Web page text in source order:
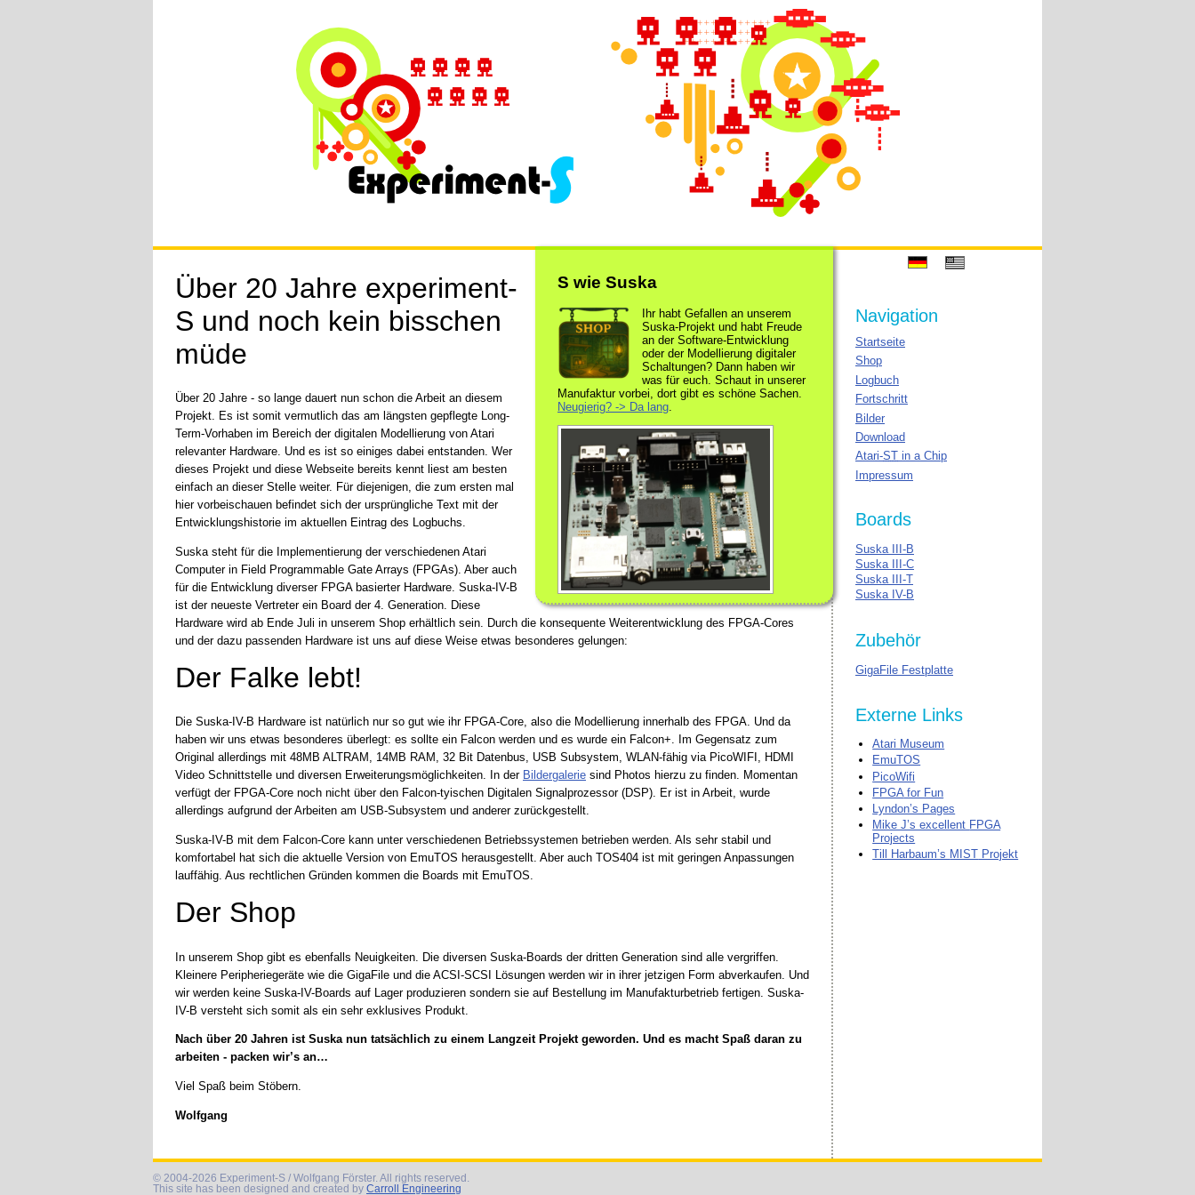
S wie Suska
Ihr habt Gefallen an unserem
Suska-Projekt und habt Freude
an der Software-Entwicklung
oder der Modellierung digitaler
Schaltungen? Dann haben wir
was für euch. Schaut in unserer
Manufaktur vorbei, dort gibt es schöne Sachen.
Neugierig? -> Da lang
Über 20 Jahre experiment-
S und noch kein bisschen
müde
Über 20 Jahre - so lange dauert nun schon die Arbeit an diesem
Projekt. Es ist somit vermutlich das am längsten gepflegte Long-
Term-Vorhaben im Bereich der digitalen Modellierung von Atari
relevanter Hardware. Und es ist so einiges dabei entstanden. Wer
dieses Projekt und diese Webseite bereits kennt liest am besten
einfach an dieser Stelle weiter. Für diejenigen, die zum ersten mal
hier vorbeischauen befindet sich der ursprüngliche Text mit der
Entwicklungshistorie im aktuellen Eintrag des Logbuchs.
Suska steht für die Implementierung der verschiedenen Atari
Computer in Field Programmable Gate Arrays (FPGAs). Aber auch
für die Entwicklung diverser FPGA basierter Hardware. Suska-IV-B
ist der neueste Vertreter ein Board der 4. Generation. Diese
Hardware wird ab Ende Juli in unserem Shop erhältlich sein. Durch die konsequente Weiterentwicklung des FPGA-Cores
und der dazu passenden Hardware ist uns auf diese Weise etwas besonderes gelungen:
Der Falke lebt!
Die Suska-IV-B Hardware ist natürlich nur so gut wie ihr FPGA-Core, also die Modellierung innerhalb des FPGA. Und da
haben wir uns etwas besonderes überlegt: es sollte ein Falcon werden und es wurde ein Falcon+. Im Gegensatz zum
Original allerdings mit 48MB ALTRAM, 14MB RAM, 32 Bit Datenbus, USB Subsystem, WLAN-fähig via PicoWIFI, HDMI
Video Schnittstelle und diversen Erweiterungsmöglichkeiten. In der Bildergalerie sind Photos hierzu zu finden. Momentan
verfügt der FPGA-Core noch nicht über den Falcon-tyischen Digitalen Signalprozessor (DSP). Er ist in Arbeit, wurde
allerdings aufgrund der Arbeiten am USB-Subsystem und anderer zurückgestellt.
Suska-IV-B mit dem Falcon-Core kann unter verschiedenen Betriebssystemen betrieben werden. Als sehr stabil und
komfortabel hat sich die aktuelle Version von EmuTOS herausgestellt. Aber auch TOS404 ist mit geringen Anpassungen
lauffähig. Aus rechtlichen Gründen kommen die Boards mit EmuTOS.
Der Shop
In unserem Shop gibt es ebenfalls Neuigkeiten. Die diversen Suska-Boards der dritten Generation sind alle vergriffen.
Kleinere Peripheriegeräte wie die GigaFile und die ACSI-SCSI Lösungen werden wir in ihrer jetzigen Form abverkaufen. Und
wir werden keine Suska-IV-Boards auf Lager produzieren sondern sie auf Bestellung im Manufakturbetrieb fertigen. Suska-
IV-B versteht sich somit als ein sehr exklusives Produkt.
Nach über 20 Jahren ist Suska nun tatsächlich zu einem Langzeit Projekt geworden. Und es macht Spaß daran zu
arbeiten - packen wir’s an…
Viel Spaß beim Stöbern.
Wolfgang
Navigation
Startseite
Shop
Logbuch
Fortschritt
Bilder
Download
Atari-ST in a Chip
Impressum
Boards
Suska
-B
Suska
-C
Suska
-T
Suska IV-B
Zubehör
GigaFile Festplatte
Externe Links
Atari Museum
EmuTOS
PicoWifi
FPGA for Fun
Lyndon’s Pages
Mike J’s excellent FPGA
Projects
Till Harbaum’s MIST Projekt
© 2004-2026 Experiment-S / Wolfgang Förster. All rights reserved.
This site has been designed and created by Carroll Engineering